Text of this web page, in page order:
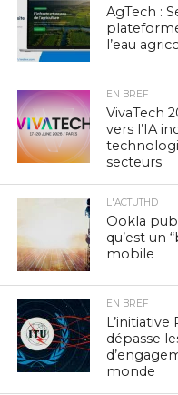
AgTech :
l’eau
EN BREF
VivaTech
vers l’IA
secteurs
L'ACTUTHD
Ookla
qu’est un
mobile
EN BREF
L’initiative
dépasse
monde